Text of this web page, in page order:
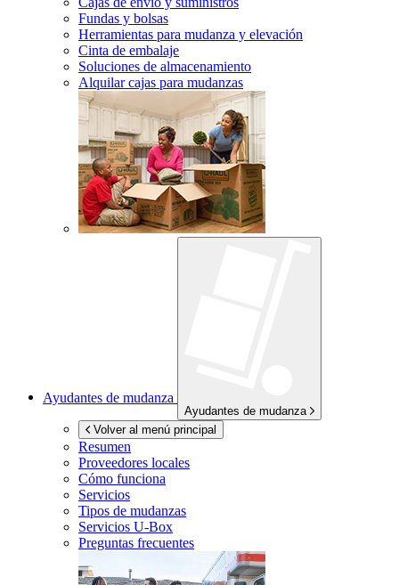
Fundas y bolsas
Herramientas para mudanza y elevación
Cinta de embalaje
Soluciones de almacenamiento
Alquilar cajas para mudanzas
Ayudantes de mudanza
Ayudantes de mudanza
Volver al menú principal
Resumen
Proveedores locales
Cómo funciona
Servicios
Tipos de mudanzas
Servicios U-Box
Preguntas frecuentes